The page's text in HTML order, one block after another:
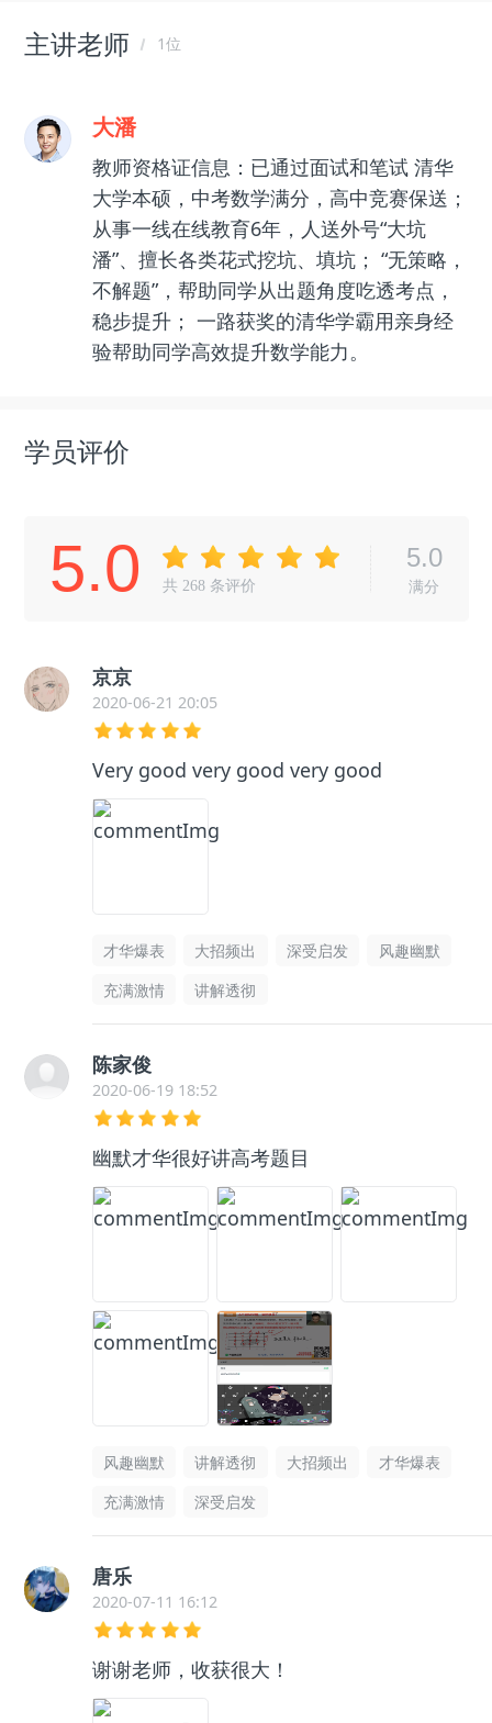
主讲老师 1位
大潘
教师资格证信息：已通过面试和笔试 清华
大学本硕，中考数学满分，高中竞赛保送；
从事一线在线教育6年，人送外号“大坑
潘”、擅长各类花式挖坑、填坑； “无策略，
不解题”，帮助同学从出题角度吃透考点，
稳步提升； 一路获奖的清华学霸用亲身经
验帮助同学高效提升数学能力。
学员评价
5.0 共 268 条评价
5.0
满分
京京
2020-06-21 20:05
Very good very good very good
才华爆表 大招频出 深受启发
风趣幽默
充满激情
讲解透彻
陈家俊
2020-06-19 18:52
幽默才华很好讲高考题目
风趣幽默 讲解透彻 大招频出
才华爆表
充满激情
深受启发
唐乐
2020-07-11 16:12
谢谢老师，收获很大！